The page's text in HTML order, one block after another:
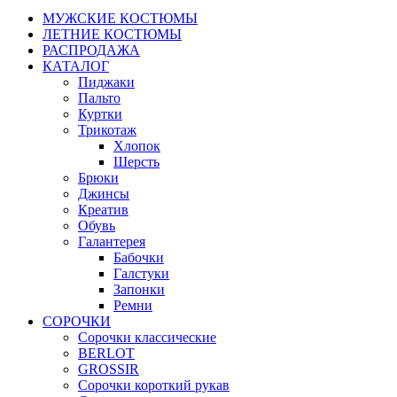
МУЖСКИЕ КОСТЮМЫ
ЛЕТНИЕ КОСТЮМЫ
РАСПРОДАЖА
КАТАЛОГ
Пиджаки
Пальто
Куртки
Трикотаж
Хлопок
Шерсть
Брюки
Джинсы
Креатив
Обувь
Галантерея
Бабочки
Галстуки
Запонки
Ремни
СОРОЧКИ
Сорочки классические
BERLOT
GROSSIR
Сорочки короткий рукав